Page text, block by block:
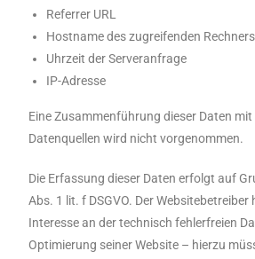
Referrer URL
Hostname des zugreifenden Rechners
Uhrzeit der Serveranfrage
IP-Adresse
Eine Zusammenführung dieser Daten mit
Datenquellen wird nicht vorgenommen.
Die Erfassung dieser Daten erfolgt auf
Abs. 1 lit. f DSGVO. Der
Interesse an der technisch fehlerfreien
Optimierung seiner Website – hierzu